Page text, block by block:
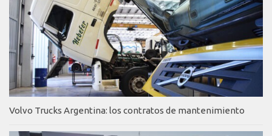
Volvo Trucks Argentina: los contratos de mantenimiento